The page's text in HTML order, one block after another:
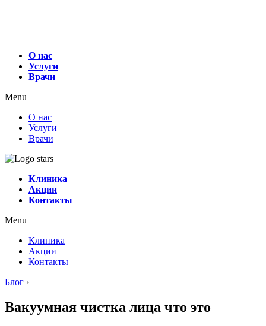
О нас
Услуги
Врачи
Menu
О нас
Услуги
Врачи
Клиника
Акции
Контакты
Menu
Клиника
Акции
Контакты
Блог ›
Вакуумная чистка лица что это